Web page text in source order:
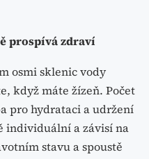
prospívá zdraví
osmi sklenic vody
když máte žízeň. Počet
pro hydrataci a udržení
individuální a závisí na
stavu a spoustě